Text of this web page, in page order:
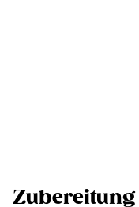
Zubereitung